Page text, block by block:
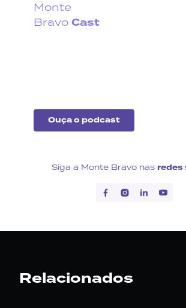
Monte
Bravo Cast
Ouça o podcast
Siga a Monte Bravo nas redes
Relacionados